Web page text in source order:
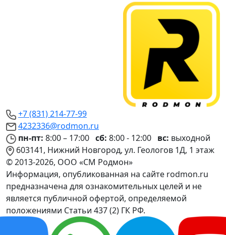
+7 (831) 214-77-99
4232336@rodmon.ru
пн-пт: 8:00 – 17:00 сб: 8:00 - 12:00 вс: выходной
603141, Нижний Новгород, ул. Геологов 1Д, 1 этаж
© 2013-2026, ООО «СМ Родмон»
Информация, опубликованная на сайте rodmon.ru
предназначена для ознакомительных целей и не
является публичной офертой, определяемой
положениями Статьи 437 (2) ГК РФ.